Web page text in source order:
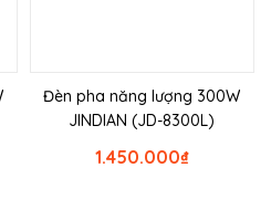
Đèn pha năng lượng 300W
JINDIAN (JD-8300L)
₫
1.450.000